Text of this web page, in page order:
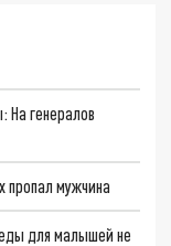
На генералов
пропал мужчина
для малышей не